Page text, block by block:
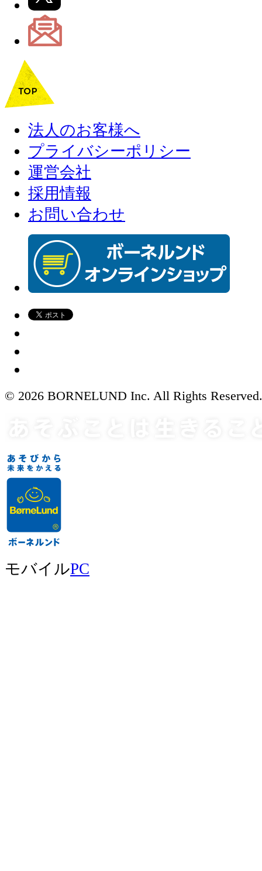
法人のお客様へ
プライバシーポリシー
運営会社
採用情報
お問い合わせ
© 2026 BORNELUND Inc. All Rights Reserved.
モバイルPC